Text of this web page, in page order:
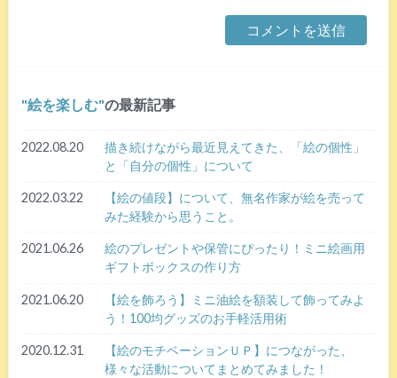
絵を楽しむ の最新記事
2022.08.20
描き続けながら最近見えてきた、「絵の個性」
と「自分の個性」について
2022.03.22
【絵の値段】について、無名作家が絵を売って
みた経験から思うこと。
2021.06.26
絵のプレゼントや保管にぴったり！ミニ絵画用
ギフトボックスの作り方
2021.06.20
【絵を飾ろう】ミニ油絵を額装して飾ってみよ
う！100均グッズのお手軽活用術
2020.12.31
【絵のモチベーションＵＰ】につながった、
様々な活動についてまとめてみました！